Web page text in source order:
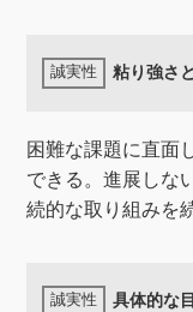
粘り強さ
困難な課題に直面
できる。進展しな
続的な取り組みを
具体的な